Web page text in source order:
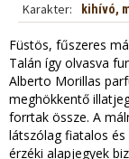
Karakter: kihívó,
Füstös, fűszeres
Talán így olvasva
Alberto Morillas
meghökkentő
forrtak össze. A
látszólag fiatalos
érzéki alapjegyek